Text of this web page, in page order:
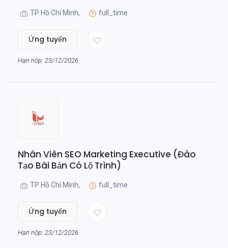
TP Hồ Chí Minh, full_time
Ứng tuyển
Hạn nộp: 23/12/2026
Nhân Viên SEO Marketing Executive (Đào
Tạo Bài Bản Có Lộ Trình)
TP Hồ Chí Minh, full_time
Ứng tuyển
Hạn nộp: 23/12/2026